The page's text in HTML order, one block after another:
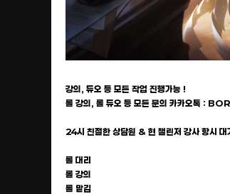
강의, 듀오 등 모든 작업 진행가능 !
롤 강의, 롤 듀오 등 모든 문의 카카오톡 :
24시 친절한 상담원 & 현 챌린저 강사 항시 대
롤 대리
롤 강의
롤 맡김